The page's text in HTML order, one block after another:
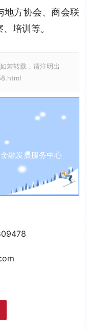
地方协会、商会联
培训等。
若转载，请注明出
融发展服务中心